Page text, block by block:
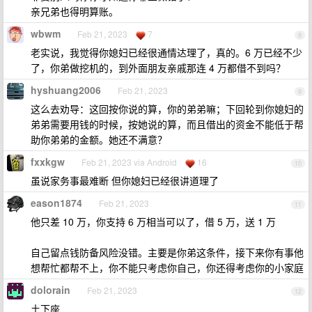
亲兄弟也得明算账。
8
wbwm Feb 21, 2023 7
老实说，我觉得你媳妇已经很通情达理了，真的。6 万已经不少
了，你弟做挖机的，到外面朋友亲戚那连 4 万都借不到吗？
9
hyshuang2006 Feb 21, 2023
这么去劝导：这回按你说的算，你的弟弟嘛；下回轮到你媳妇的
弟弟需要用钱的时候，按她说的算，而且借出的资金不能低于帮
助你弟弟的金额。她还不满意？
10
fxxkgw Feb 21, 2023 via Android 16
虽说家务事最难断 但你媳妇已经很讲道理了
11
eason1874 Feb 21, 2023
他只差 10 万，你支持 6 万相当可以了，借 5 万，送 1 万
自己留点钱防备风险没错。主要是你弟这条件，接下来你有事他
想帮忙都帮不上，你不能只考虑你自己，你还得考虑你的小家庭
12
dolorain Feb 21, 2023
土下座